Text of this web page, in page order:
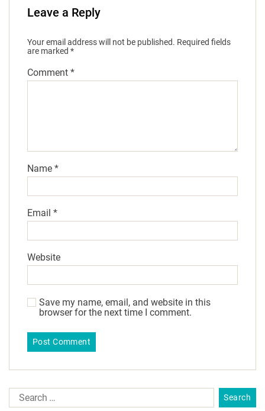
Leave a Reply
Your email address will not be published. Required fields
are marked *
Comment *
Name *
Email *
Website
Save my name, email, and website in this
browser for the next time I comment.